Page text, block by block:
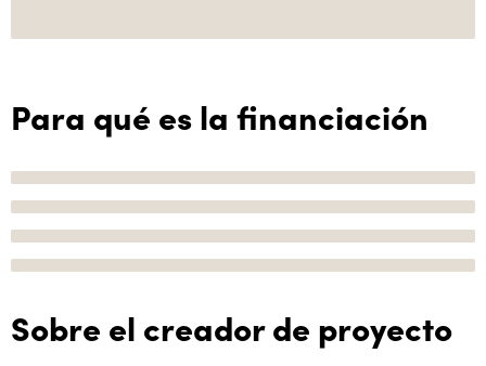
Para qué es la financiación
Sobre el creador de proyecto